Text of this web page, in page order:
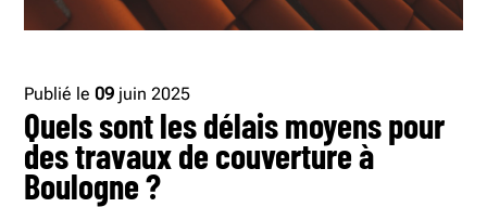
Publié le09 juin 2025
Quels sont les délais moyens pour
des travaux de couverture à
Boulogne ?